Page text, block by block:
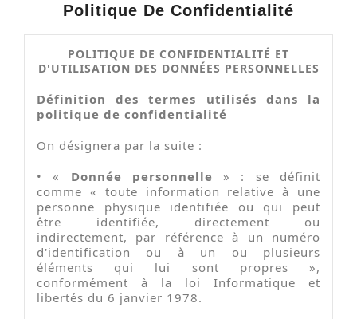
Politique De Confidentialité
POLITIQUE DE CONFIDENTIALITÉ ET
D'UTILISATION DES DONNÉES PERSONNELLES
Définition des termes utilisés dans la
politique de confidentialité
On désignera par la suite :
•
« Donnée personnelle » : se définit
comme « toute information relative à une
personne physique identifiée ou qui peut
être identifiée, directement ou
indirectement, par référence à un numéro
d'identification ou à un ou plusieurs
éléments qui lui sont propres »,
conformément à la loi Informatique et
libertés du 6 janvier 1978.